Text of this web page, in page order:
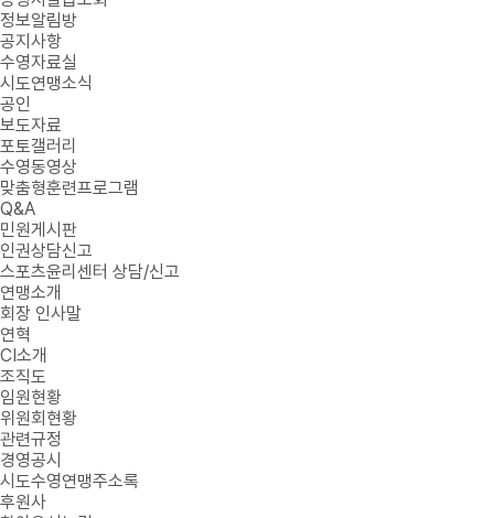
정보알림방
공지사항
수영자료실
시도연맹소식
공인
보도자료
포토갤러리
수영동영상
맞춤형훈련프로그램
Q&A
민원게시판
인권상담신고
스포츠윤리센터 상담/신고
연맹소개
회장 인사말
연혁
CI소개
조직도
임원현황
위원회현황
관련규정
경영공시
시도수영연맹주소록
후원사